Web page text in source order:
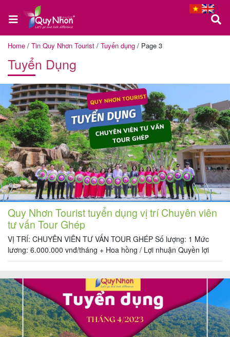
Trang
chủ
Tour
Quy
Nhơn
Tour
Phú
Yên
trong
nước
Home / Tin Quy Nhơn Tourist / Tuyển dụng / Page 3
Tuyển Dụng
Quy Nhơn Tourist tuyển dụng vị trí Chuyên viên
tư vấn Tour Ghép
VỊ TRÍ: CHUYÊN VIÊN TƯ VẤN TOUR GHÉP Số lượng: 1 Mức
lương: 6.000.000 vnđ/tháng + Hoa hồng / Lợi nhuận Quyền lợi
được hưởng: + Lương khởi điểm: 6.000.000đ + hoa hồng theo
cấp công cụ làm việc văn phòng + […]